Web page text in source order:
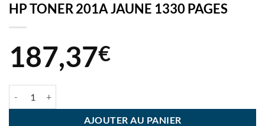
HP TONER 201A JAUNE 1330 PAGES
187,37€
AJOUTER AU PANIER